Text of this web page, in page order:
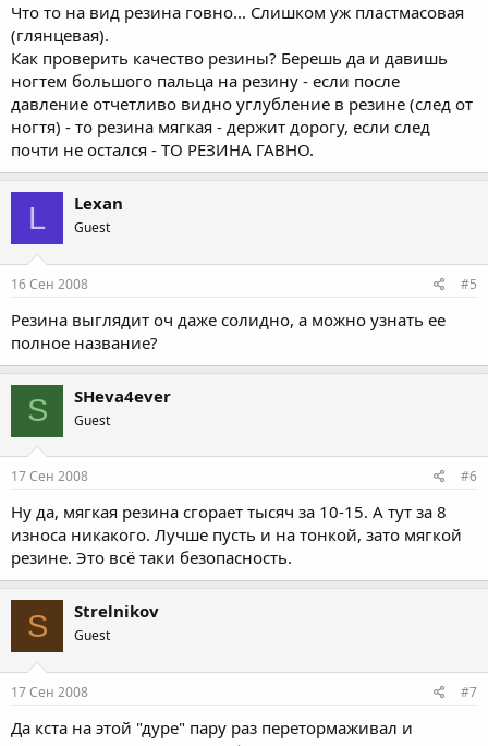
Что то на вид резина говно... Слишком уж пластмасовая
(глянцевая).
Как проверить качество резины? Берешь да и давишь
ногтем большого пальца на резину - если после
давление отчетливо видно углубление в резине (след от
ногтя) - то резина мягкая - держит дорогу, если след
почти не остался - ТО РЕЗИНА ГАВНО.
L Lexan
Guest
16 Сен 2008 #5
Резина выглядит оч даже солидно, а можно узнать ее
полное название?
S SHeva4ever
Guest
17 Сен 2008 #6
Ну да, мягкая резина сгорает тысяч за 10-15. А тут за 8
износа никакого. Лучше пусть и на тонкой, зато мягкой
резине. Это всё таки безопасность.
S Strelnikov
Guest
17 Сен 2008 #7
Да кста на этой "дуре" пару раз перетормаживал и